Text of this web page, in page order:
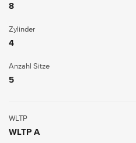
8
Zylinder
4
Anzahl Sitze
5
WLTP
WLTP A